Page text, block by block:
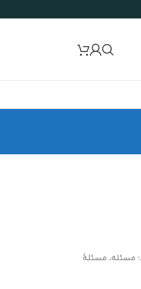
مسئله، مسئلۀ